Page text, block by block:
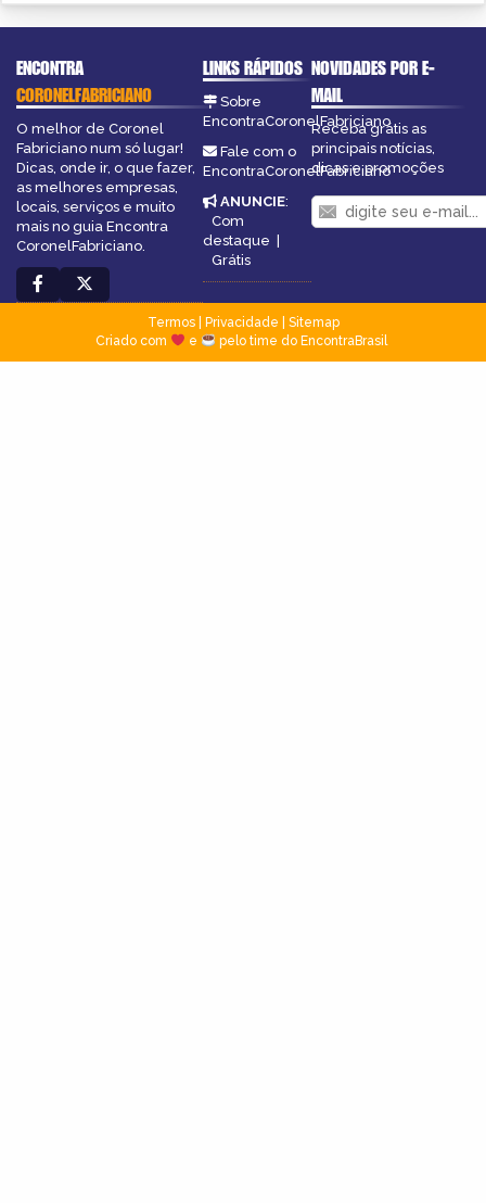
ENCONTRA
CORONELFABRICIANO
O melhor de Coronel
Fabriciano num só lugar!
Dicas, onde ir, o que fazer,
as melhores empresas,
locais, serviços e muito
mais no guia Encontra
CoronelFabriciano.
LINKS RÁPIDOS
Sobre
EncontraCoronelFabriciano
Fale com o
EncontraCoronelFabriciano
ANUNCIE:
Com
destaque |
Grátis
NOVIDADES POR E-
MAIL
Receba grátis as
principais notícias,
dicas e promoções
Termos| Privacidade
Sitemap
Criado com
e pelo time do EncontraBrasil